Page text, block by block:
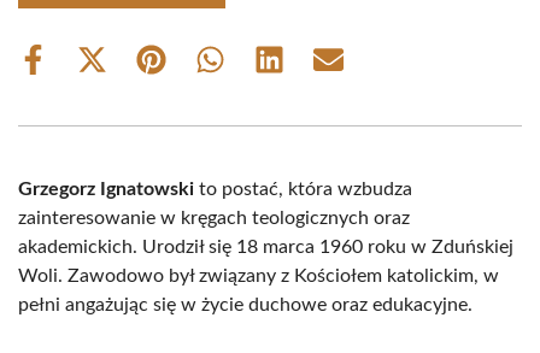
Share
Share
(Twitter)
Share Share Share Share
Grzegorz Ignatowski to postać, która wzbudza
zainteresowanie w kręgach teologicznych oraz
akademickich. Urodził się 18 marca 1960 roku w Zduńskiej
Woli. Zawodowo był związany z Kościołem katolickim, w
pełni angażując się w życie duchowe oraz edukacyjne.